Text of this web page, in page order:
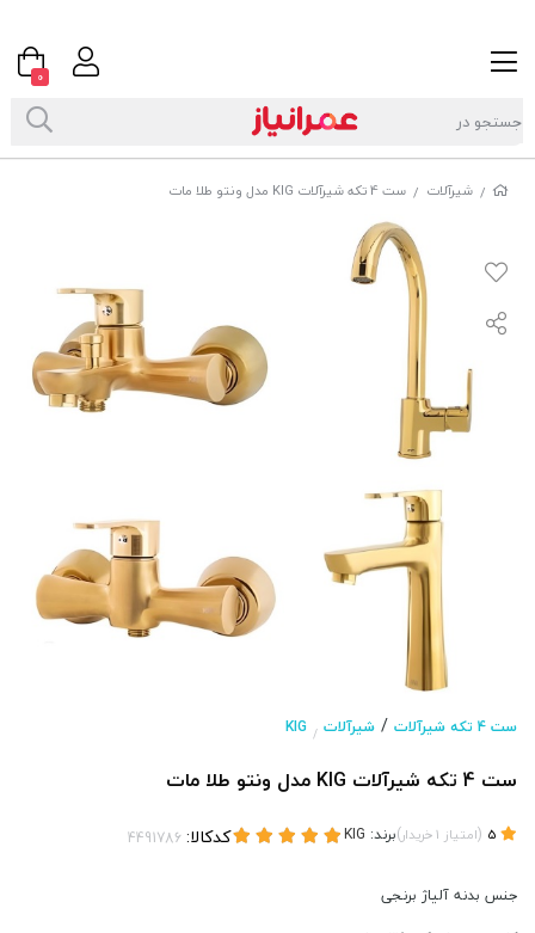
/ شیرآلات / ست 4 تکه شیرآلات KIG مدل ونتو طلا مات
ست 4 تکه شیرآلات / شیرآلات /
KIG
ست 4 تکه شیرآلات KIG مدل ونتو طلا مات
(امتیاز 1خریدار)برند: KIG کدکالا:
جنس بدنه آلیاژ برنجی
0